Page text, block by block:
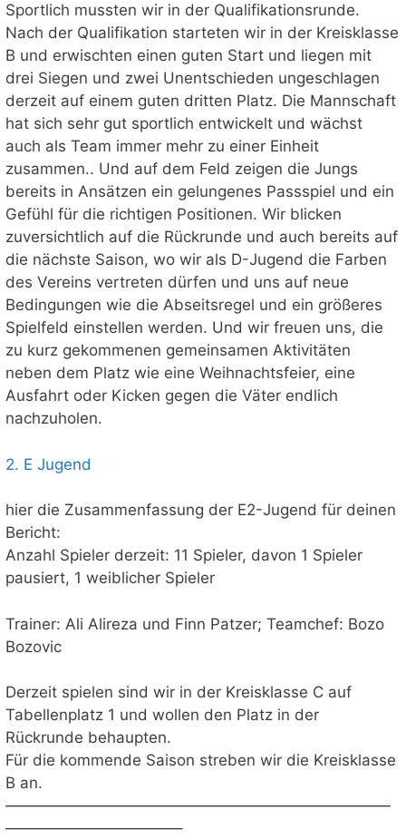
Sportlich mussten wir in der Qualifikationsrunde.
Nach der Qualifikation starteten wir in der Kreisklasse
B und erwischten einen guten Start und liegen mit
drei Siegen und zwei Unentschieden ungeschlagen
derzeit auf einem guten dritten Platz. Die Mannschaft
hat sich sehr gut sportlich entwickelt und wächst
auch als Team immer mehr zu einer Einheit
zusammen.. Und auf dem Feld zeigen die Jungs
bereits in Ansätzen ein gelungenes Passspiel und ein
Gefühl für die richtigen Positionen. Wir blicken
zuversichtlich auf die Rückrunde und auch bereits auf
die nächste Saison, wo wir als D-Jugend die Farben
des Vereins vertreten dürfen und uns auf neue
Bedingungen wie die Abseitsregel und ein größeres
Spielfeld einstellen werden. Und wir freuen uns, die
zu kurz gekommenen gemeinsamen Aktivitäten
neben dem Platz wie eine Weihnachtsfeier, eine
Ausfahrt oder Kicken gegen die Väter endlich
nachzuholen.
2. E Jugend
hier die Zusammenfassung der E2-Jugend für deinen
Bericht:
Anzahl Spieler derzeit: 11 Spieler, davon 1 Spieler
pausiert, 1 weiblicher Spieler
Trainer: Ali Alireza und Finn Patzer; Teamchef: Bozo
Bozovic
Derzeit spielen sind wir in der Kreisklasse C auf
Tabellenplatz 1 und wollen den Platz in der
Rückrunde behaupten.
Für die kommende Saison streben wir die Kreisklasse
B an.
—————————————————————————
———————————–